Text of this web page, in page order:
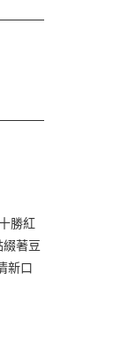
勝紅
著豆
新口